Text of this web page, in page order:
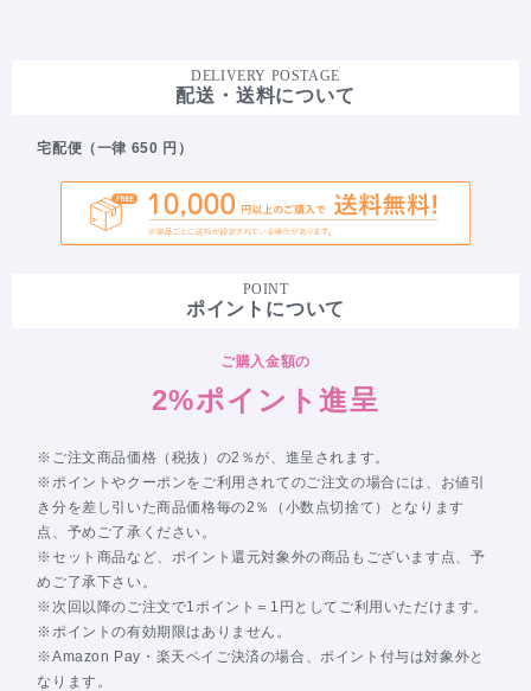
DELIVERY POSTAGE
配送・送料について
宅配便（一律 650 円）
POINT
ポイントについて
ご購入金額の
2%ポイント進呈
※ご注文商品価格（税抜）の2％が、進呈されます。
※ポイントやクーポンをご利用されてのご注文の場合には、お値引
き分を差し引いた商品価格毎の2％（小数点切捨て）となります
点、予めご了承ください。
※セット商品など、ポイント還元対象外の商品もございます点、予
めご了承下さい。
※次回以降のご注文で1ポイント＝1円としてご利用いただけます。
※ポイントの有効期限はありません。
※Amazon Pay・楽天ペイご決済の場合、ポイント付与は対象外と
なります。